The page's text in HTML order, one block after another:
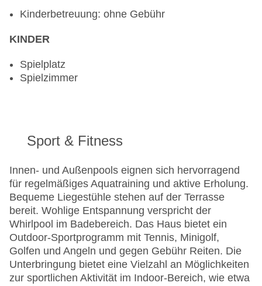
Kinderbetreuung: ohne Gebühr
KINDER
Spielplatz
Spielzimmer
Sport & Fitness
Innen- und Außenpools eignen sich hervorragend
für regelmäßiges Aquatraining und aktive Erholung.
Bequeme Liegestühle stehen auf der Terrasse
bereit. Wohlige Entspannung verspricht der
Whirlpool im Badebereich. Das Haus bietet ein
Outdoor-Sportprogramm mit Tennis, Minigolf,
Golfen und Angeln und gegen Gebühr Reiten. Die
Unterbringung bietet eine Vielzahl an Möglichkeiten
zur sportlichen Aktivität im Indoor-Bereich, wie etwa